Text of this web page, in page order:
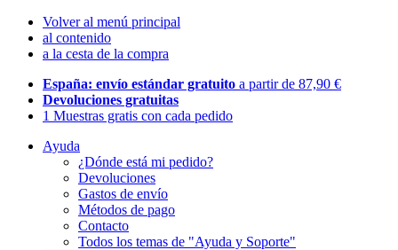
Volver al menú principal
al contenido
a la cesta de la compra
España: envío estándar gratuito a partir de 87,90 €
Devoluciones gratuitas
1 Muestras gratis con cada pedido
Ayuda
¿Dónde está mi pedido?
Devoluciones
Gastos de envío
Métodos de pago
Contacto
Todos los temas de "Ayuda y Soporte"